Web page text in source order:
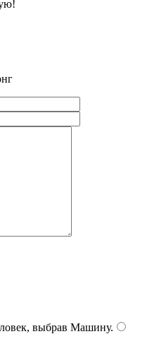
выбрав Машину.